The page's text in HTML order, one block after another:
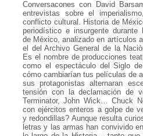
Conversacones con David
entrevistas sobre el
conflicto cultural. Historia de
periodístico e insurgente durante
de México, analizado en artículos
el del Archivo General de la
Es el nombre de producciones
como el espectáculo del Siglo
cómo cambiarían tus películas de
sus protagonistas alternaran
tensión con la declamación de
Terminator, John Wick… Chuck
con ejércitos enteros a golpe de
y redondillas? Aunque resulta
letras y las armas han convivido